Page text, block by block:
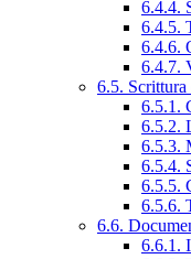
6.4.4.
6.4.5.
6.4.6.
6.4.7.
6.5.
6.5.1.
6.5.2.
6.5.3.
6.5.4.
6.5.5.
6.5.6.
6.6.
6.6.1.